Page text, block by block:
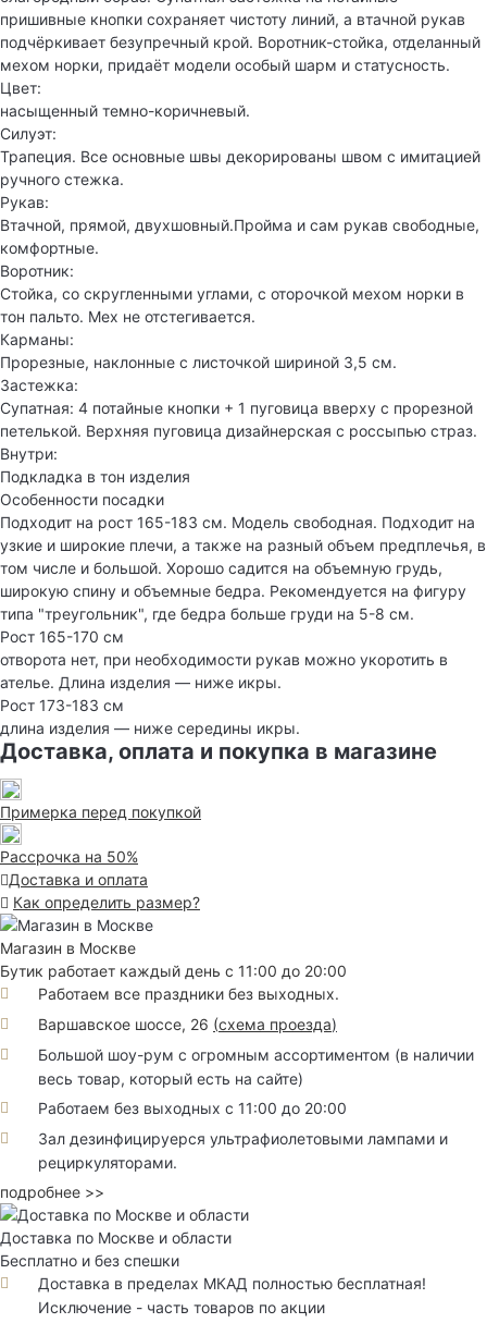
пришивные кнопки сохраняет чистоту линий, а втачной рукав
подчёркивает безупречный крой. Воротник-стойка, отделанный
мехом норки, придаёт модели особый шарм и статусность.
Цвет:
насыщенный темно-коричневый.
Силуэт:
Трапеция. Все основные швы декорированы швом с имитацией
ручного стежка.
Рукав:
Втачной, прямой, двухшовный.Пройма и сам рукав свободные,
комфортные.
Воротник:
Стойка, со скругленными углами, с оторочкой мехом норки в
тон пальто. Мех не отстегивается.
Карманы:
Прорезные, наклонные с листочкой шириной 3,5 см.
Застежка:
Супатная: 4 потайные кнопки + 1 пуговица вверху с прорезной
петелькой. Верхняя пуговица дизайнерская с россыпью страз.
Внутри:
Подкладка в тон изделия
Особенности посадки
Подходит на рост 165-183 см. Модель свободная. Подходит на
узкие и широкие плечи, а также на разный объем предплечья, в
том числе и большой. Хорошо садится на объемную грудь,
широкую спину и объемные бедра. Рекомендуется на фигуру
типа "треугольник", где бедра больше груди на 5-8 см.
Рост 165-170 см
отворота нет, при необходимости рукав можно укоротить в
ателье. Длина изделия — ниже икры.
Рост 173-183 см
длина изделия — ниже середины икры.
Доставка, оплата и покупка в магазине
Примерка перед покупкой
Рассрочка на 50%
Доставка и оплата
Как определить размер?
Магазин в Москве
Бутик работает каждый день с 11:00 до 20:00
Работаем все праздники без выходных.
Варшавское шоссе, 26 (схема проезда)
Большой шоу-рум с огромным ассортиментом (в наличии
весь товар, который есть на сайте)
Работаем без выходных с 11:00 до 20:00
Зал дезинфицируерся ультрафиолетовыми лампами и
рециркуляторами.
подробнее >>
Доставка по Москве и области
Бесплатно и без спешки
Доставка в пределах МКАД полностью бесплатная!
Исключение - часть товаров по акции